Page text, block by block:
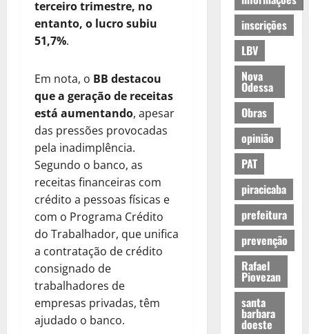
terceiro trimestre, no
entanto, o lucro subiu
51,7%.
Em nota, o BB destacou
que a geração de receitas
está aumentando, apesar
das pressões provocadas
pela inadimplência.
Segundo o banco, as
receitas financeiras com
crédito a pessoas físicas e
com o Programa Crédito
do Trabalhador, que unifica
a contratação de crédito
consignado de
trabalhadores de
empresas privadas, têm
ajudado o banco.
inscrições
LBV
Nova
Odessa
Obras
opinião
PAT
piracicaba
prefeitura
prevenção
Rafael
Piovezan
santa
barbara
doeste